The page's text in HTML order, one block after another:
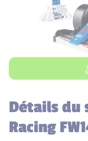
Détails du
Racing